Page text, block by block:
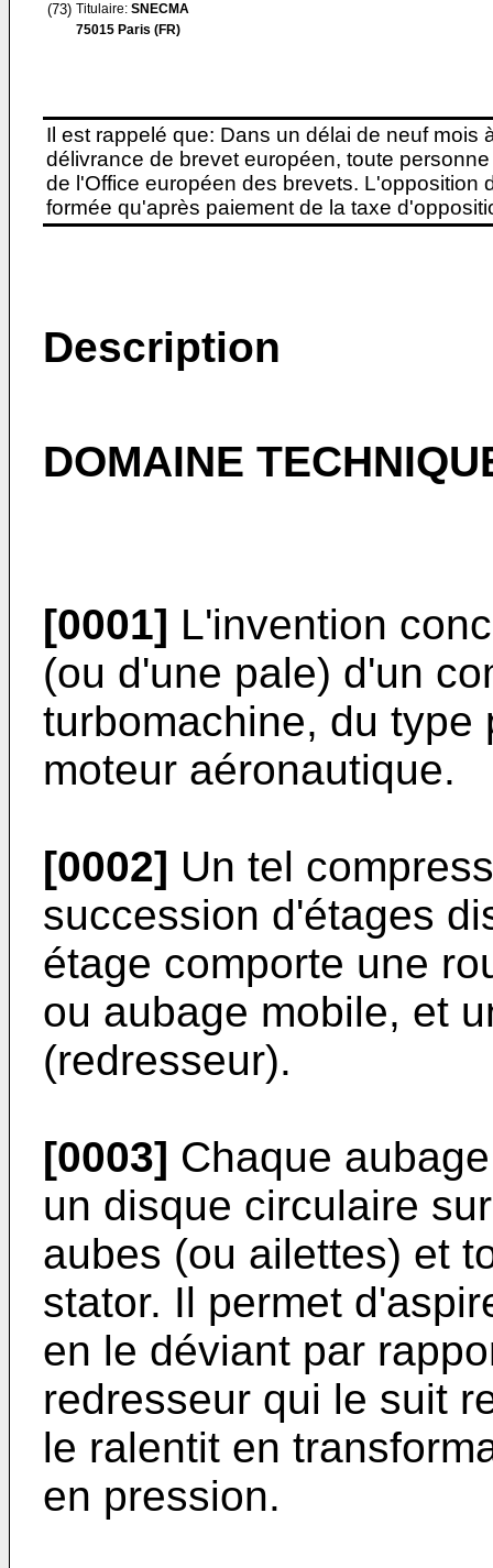
(73) Titulaire: SNECMA
75015 Paris (FR)
Il est rappelé que: Dans un délai de neuf
délivrance de brevet européen, toute
de l'Office européen des brevets. L'opposition
formée qu'après paiement de la taxe
Description
DOMAINE
[0001] L'invention
(ou d'une pale) d'un
turbomachine, du
moteur aéronautique.
[0002] Un tel
succession d'étages
étage comporte une
ou aubage mobile, et
(redresseur).
[0003] Chaque
un disque circulaire
aubes (ou ailettes) et
stator. Il permet
en le déviant par
redresseur qui le suit
le ralentit en
en pression.